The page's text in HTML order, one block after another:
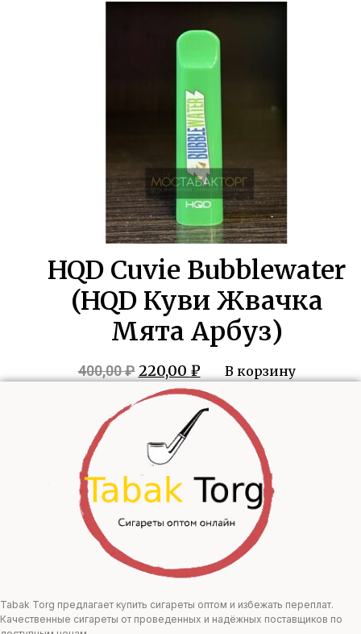
400,00 ₽.
HQD Cuvie Bubblewater
(HQD Куви Жвачка
Мята Арбуз)
400,00₽ Первоначальная
цена
составляла
400,00 ₽.
220,00 ₽Текущая
цена:
220,00 ₽.
В корзину
Tabak Torg предлагает купить сигареты оптом и избежать переплат.
Качественные сигареты от проведенных и надёжных поставщиков по